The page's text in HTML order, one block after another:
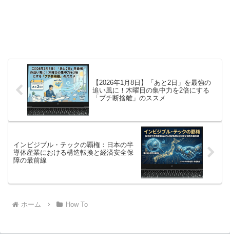
【2026年1月8日】「あと2日」を最強の
追い風に！木曜日の集中力を2倍にする
「プチ断捨離」のススメ
インビジブル・テックの覇権：日本の半
導体産業における構造転換と経済安全保
障の最前線
ホーム How To